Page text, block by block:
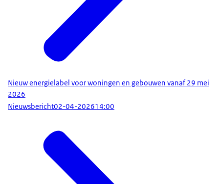
Nieuw energielabel voor woningen en gebouwen vanaf 29 mei
2026
Nieuwsbericht02-04-202614:00